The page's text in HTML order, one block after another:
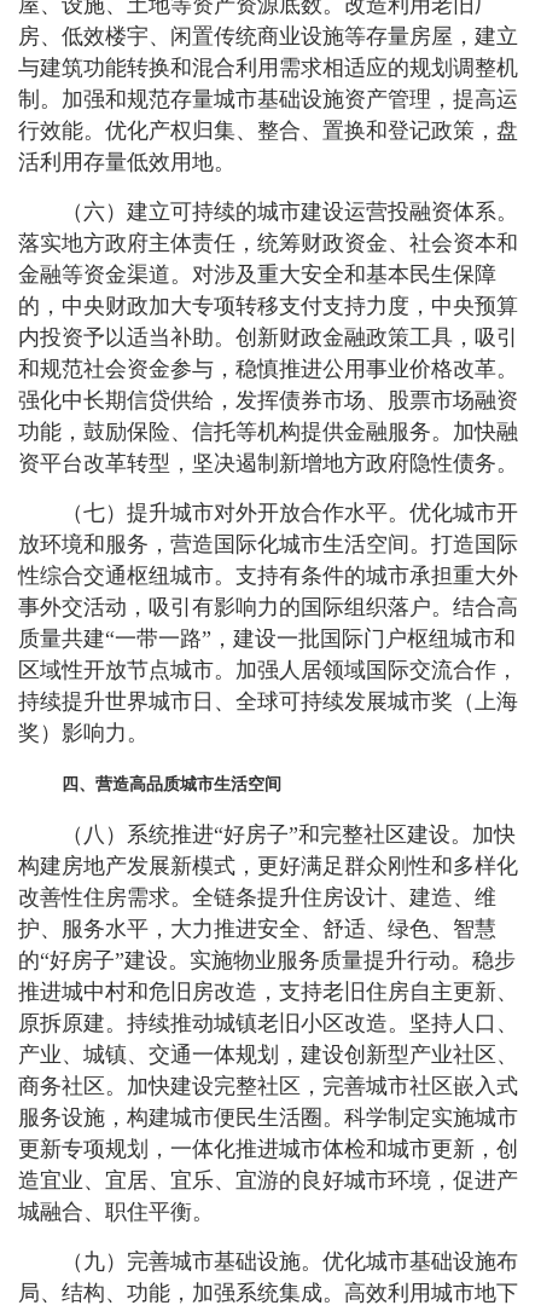
屋、设施、土地等资产资源底数。改造利用老旧厂
房、低效楼宇、闲置传统商业设施等存量房屋，建立
与建筑功能转换和混合利用需求相适应的规划调整机
制。加强和规范存量城市基础设施资产管理，提高运
行效能。优化产权归集、整合、置换和登记政策，盘
活利用存量低效用地。
（六）建立可持续的城市建设运营投融资体系。
落实地方政府主体责任，统筹财政资金、社会资本和
金融等资金渠道。对涉及重大安全和基本民生保障
的，中央财政加大专项转移支付支持力度，中央预算
内投资予以适当补助。创新财政金融政策工具，吸引
和规范社会资金参与，稳慎推进公用事业价格改革。
强化中长期信贷供给，发挥债券市场、股票市场融资
功能，鼓励保险、信托等机构提供金融服务。加快融
资平台改革转型，坚决遏制新增地方政府隐性债务。
（七）提升城市对外开放合作水平。优化城市开
放环境和服务，营造国际化城市生活空间。打造国际
性综合交通枢纽城市。支持有条件的城市承担重大外
事外交活动，吸引有影响力的国际组织落户。结合高
质量共建“一带一路”，建设一批国际门户枢纽城市和
区域性开放节点城市。加强人居领域国际交流合作，
持续提升世界城市日、全球可持续发展城市奖（上海
奖）影响力。
四、营造高品质城市生活空间
（八）系统推进“好房子”和完整社区建设。加快
构建房地产发展新模式，更好满足群众刚性和多样化
改善性住房需求。全链条提升住房设计、建造、维
护、服务水平，大力推进安全、舒适、绿色、智慧
的“好房子”建设。实施物业服务质量提升行动。稳步
推进城中村和危旧房改造，支持老旧住房自主更新、
原拆原建。持续推动城镇老旧小区改造。坚持人口、
产业、城镇、交通一体规划，建设创新型产业社区、
商务社区。加快建设完整社区，完善城市社区嵌入式
服务设施，构建城市便民生活圈。科学制定实施城市
更新专项规划，一体化推进城市体检和城市更新，创
造宜业、宜居、宜乐、宜游的良好城市环境，促进产
城融合、职住平衡。
（九）完善城市基础设施。优化城市基础设施布
局、结构、功能，加强系统集成。高效利用城市地下